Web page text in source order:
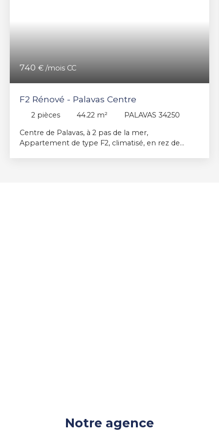
740 € /mois CC
F2 Rénové - Palavas Centre
2 pièces 44.22 m²
PALAVAS 34250
Centre de Palavas, à 2 pas de la mer,
Appartement de type F2, climatisé, en rez de
Notre agence